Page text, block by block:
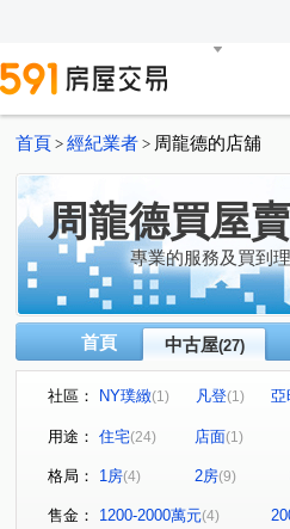
首頁 > 經紀業者 > 周龍德的店舖
周龍德買屋
專業的服務及買到
首頁 中古屋(27)
社區： NY璞緻(1) 凡登(1) 亞
炎洲旺年匯
炎洲THE ONE(1) 幸福
馥都匯(1) 大莊家
用途： 住宅(24) 店面(1)
格局： 1房(4) 2房(9)
售金： 1200-2000萬元(4)